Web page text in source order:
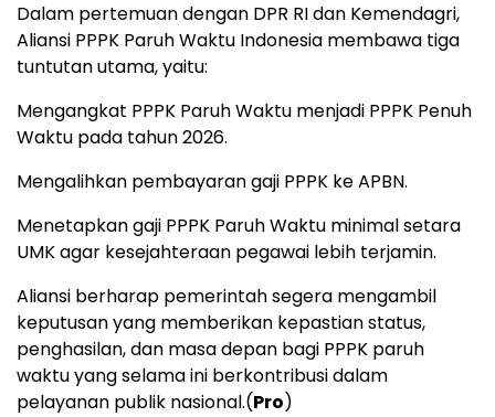
Dalam pertemuan dengan DPR RI dan Kemendagri,
Aliansi PPPK Paruh Waktu Indonesia membawa tiga
tuntutan utama, yaitu:
Mengangkat PPPK Paruh Waktu menjadi PPPK Penuh
Waktu pada tahun 2026.
Mengalihkan pembayaran gaji PPPK ke APBN.
Menetapkan gaji PPPK Paruh Waktu minimal setara
UMK agar kesejahteraan pegawai lebih terjamin.
Aliansi berharap pemerintah segera mengambil
keputusan yang memberikan kepastian status,
penghasilan, dan masa depan bagi PPPK paruh
waktu yang selama ini berkontribusi dalam
pelayanan publik nasional.(Pro)